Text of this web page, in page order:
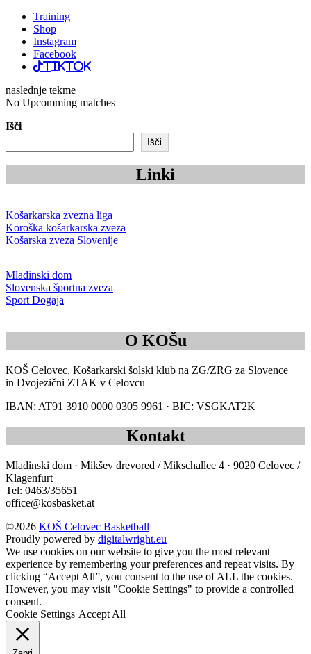
Training
Shop
Instagram
Facebook
TikTok
naslednje tekme
No Upcomming matches
Išči
Išči
Linki
Košarkarska zvezna liga
Koroška košarkarska zveza
Košarska zveza Slovenije
Mladinski dom
Slovenska športna zveza
Sport Dogaja
O KOŠu
KOŠ Celovec, Košarkarski šolski klub na ZG/ZRG za Slovence
in Dvojezični ZTAK v Celovcu
IBAN: AT91 3910 0000 0305 9961 · BIC: VSGKAT2K
Kontakt
Mladinski dom · Mikšev drevored / Mikschallee 4 · 9020 Celovec /
Klagenfurt
Tel: 0463/35651
office@kosbasket.at
©2026 KOŠ Celovec Basketball
Proudly powered by digitalwright.eu
We use cookies on our website to give you the most relevant
experience by remembering your preferences and repeat visits. By
clicking “Accept All”, you consent to the use of ALL the cookies.
However, you may visit "Cookie Settings" to provide a controlled
consent.
Cookie Settings Accept All